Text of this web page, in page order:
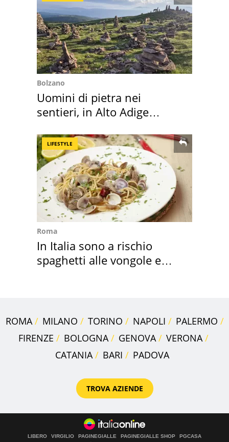
Bolzano
Uomini di pietra nei
sentieri, in Alto Adige
LIFESTYLE
Roma
In Italia sono a rischio
spaghetti alle vongole e
ROMA MILANO TORINO NAPOLI
PALERMO
FIRENZE
BOLOGNA GENOVA
VERONA
CATANIA
BARI PADOVA
TROVA AZIENDE
LIBERO VIRGILIO PAGINEGIALLE PAGINEGIALLE SHOP
PGCASA